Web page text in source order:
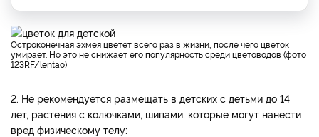
Остроконечная эхмея цветет всего раз в жизни, после чего цветок
умирает. Но это не снижает его популярность среди цветоводов (фото
123RF/lentao)
2. Не рекомендуется размещать в детских с детьми до 14
лет, растения с колючками, шипами, которые могут нанести
вред физическому телу: